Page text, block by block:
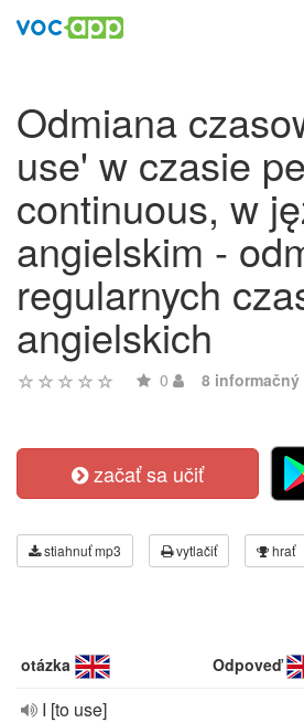
Odmiana
use' w czasie
continuous, w
angielskim -
regularnych
angielskich
0 8
začať sa učiť
stiahnuť mp3 vytlačiť hrať
otázka Odpoveď
I [to use]